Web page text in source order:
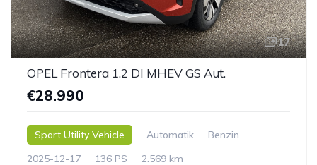
17
OPEL Frontera 1.2 DI MHEV GS Aut.
€28.990
Sport Utility Vehicle Automatik
Benzin
2025-12-17
136 PS 2.569 km